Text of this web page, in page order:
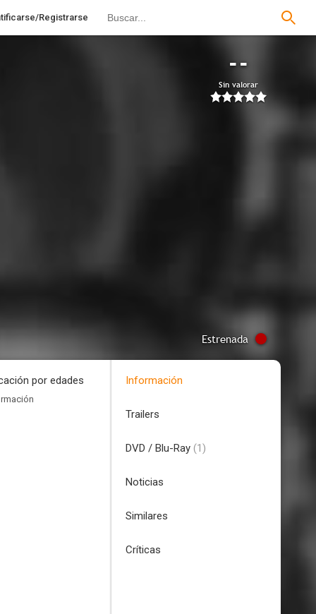
Registrarse
--
Sin valorar
Estrenada
por edades Información
Trailers
DVD / Blu-Ray (1)
Noticias
Similares
Críticas